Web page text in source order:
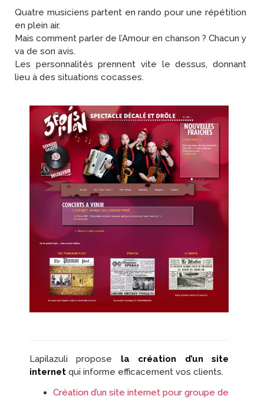
Quatre musiciens partent en rando pour une répétition
en plein air.
Mais comment parler de l’Amour en chanson ? Chacun y
va de son avis.
Les personnalités prennent vite le dessus, donnant
lieu à des situations cocasses.
Lapilazuli propose la création d’un site
internet qui informe efficacement vos clients.
Création d’un site internet pour groupe de